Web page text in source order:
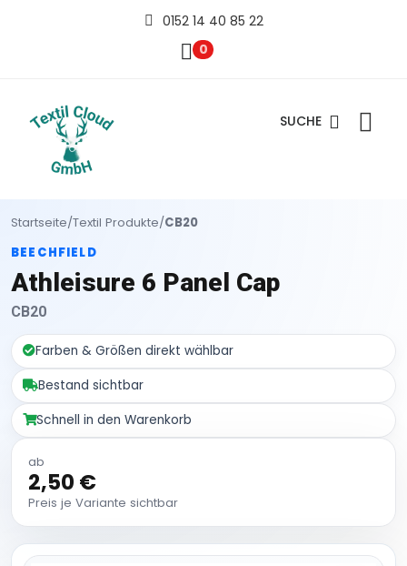
0152 14 40 85 22
0
SUCHE
Startseite/Textil Produkte/CB20
BEECHFIELD
Athleisure 6 Panel Cap
CB20
Farben & Größen direkt wählbar
Bestand sichtbar
Schnell in den Warenkorb
ab
2,50 €
Preis je Variante sichtbar